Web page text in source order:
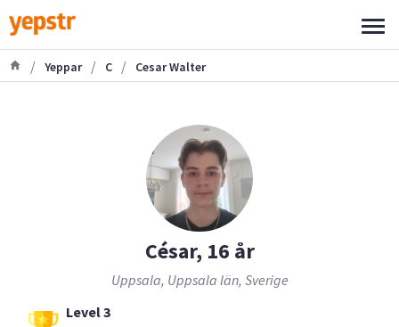
/ Yeppar / C / Cesar Walter
César, 16 år
Uppsala, Uppsala län, Sverige
Level 3